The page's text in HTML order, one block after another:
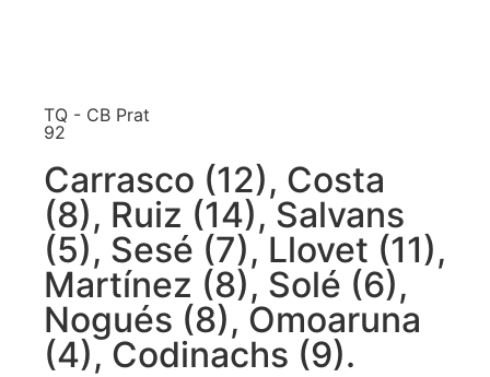
TQ - CB Prat
92
Carrasco (12), Costa
(8), Ruiz (14), Salvans
(5), Sesé (7), Llovet (11),
Martínez (8), Solé (6),
Nogués (8), Omoaruna
(4), Codinachs (9).